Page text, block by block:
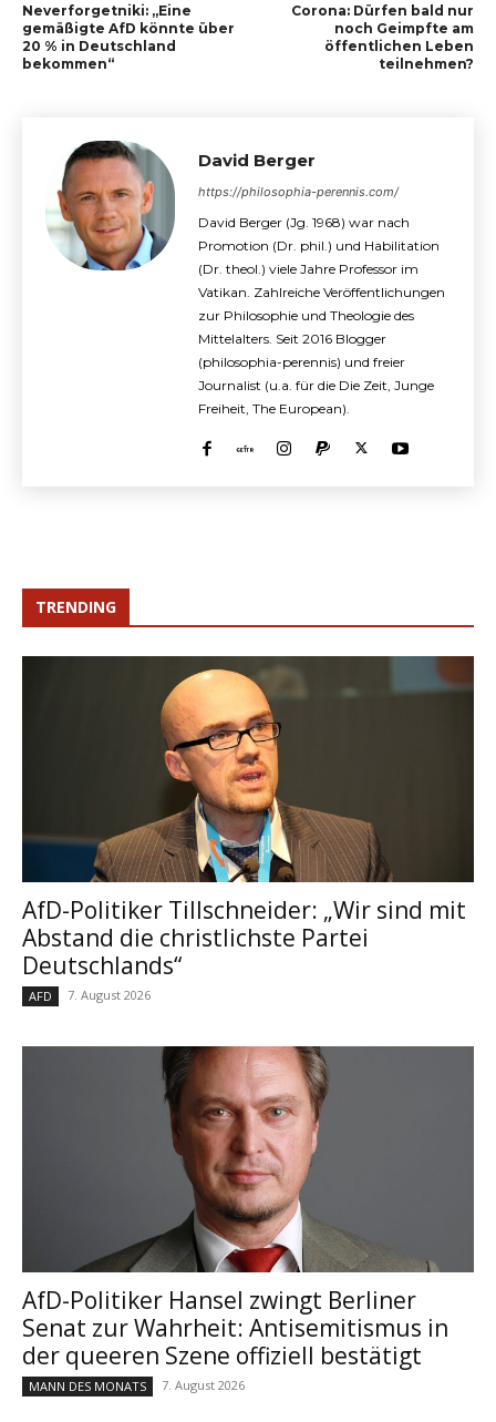
Neverforgetniki: „Eine
gemäßigte AfD könnte über
20 % in Deutschland
bekommen“
Corona: Dürfen bald nur
noch Geimpfte am
öffentlichen Leben
teilnehmen?
David Berger
https://philosophia-perennis.com/
David Berger (Jg. 1968) war nach
Promotion (Dr. phil.) und Habilitation
(Dr. theol.) viele Jahre Professor im
Vatikan. Zahlreiche Veröffentlichungen
zur Philosophie und Theologie des
Mittelalters. Seit 2016 Blogger
(philosophia-perennis) und freier
Journalist (u.a. für die Die Zeit, Junge
Freiheit, The European).
TRENDING
AfD-Politiker Tillschneider: „Wir sind mit
Abstand die christlichste Partei
Deutschlands“
AFD 7. August 2026
AfD-Politiker Hansel zwingt Berliner
Senat zur Wahrheit: Antisemitismus in
der queeren Szene offiziell bestätigt
MANN DES MONATS 7. August 2026